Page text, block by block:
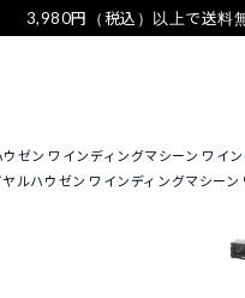
3,980円（税込）以上で送料
ゼン ワインディングマシーン ワイ
ルハウゼン ワインディングマシー